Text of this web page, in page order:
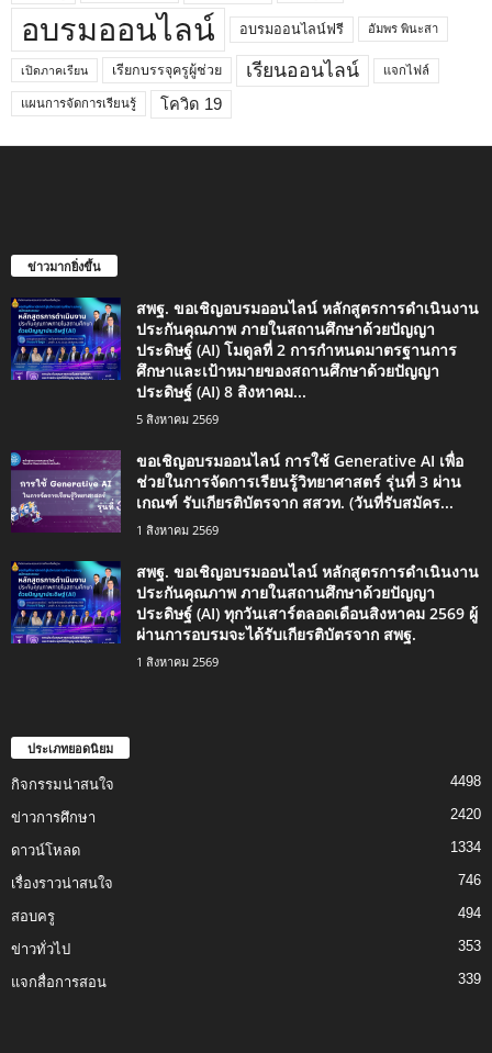
อบรมออนไลน์ อบรมออนไลน์ฟรี อัมพร พินะสา
เปิดภาคเรียน เรียกบรรจุครูผู้ช่วย เรียนออนไลน์ แจกไฟล์
แผนการจัดการเรียนรู้ โควิด 19
ข่าวมากยิ่งขึ้น
สพฐ. ขอเชิญอบรมออนไลน์ หลักสูตรการดำเนินงาน
ประกันคุณภาพ ภายในสถานศึกษาด้วยปัญญา
ประดิษฐ์ (AI) โมดูลที่ 2 การกำหนดมาตรฐานการ
ศึกษาและเป้าหมายของสถานศึกษาด้วยปัญญา
ประดิษฐ์ (AI) 8 สิงหาคม...
5 สิงหาคม 2569
ขอเชิญอบรมออนไลน์ การใช้ Generative AI เพื่อ
ช่วยในการจัดการเรียนรู้วิทยาศาสตร์ รุ่นที่ 3 ผ่าน
เกณฑ์ รับเกียรติบัตรจาก สสวท. (วันที่รับสมัคร...
1 สิงหาคม 2569
สพฐ. ขอเชิญอบรมออนไลน์ หลักสูตรการดำเนินงาน
ประกันคุณภาพ ภายในสถานศึกษาด้วยปัญญา
ประดิษฐ์ (AI) ทุกวันเสาร์ตลอดเดือนสิงหาคม 2569 ผู้
ผ่านการอบรมจะได้รับเกียรติบัตรจาก สพฐ.
1 สิงหาคม 2569
ประเภทยอดนิยม
กิจกรรมน่าสนใจ 4498
ข่าวการศึกษา 2420
ดาวน์โหลด 1334
เรื่องราวน่าสนใจ 746
สอบครู 494
ข่าวทั่วไป 353
แจกสื่อการสอน 339